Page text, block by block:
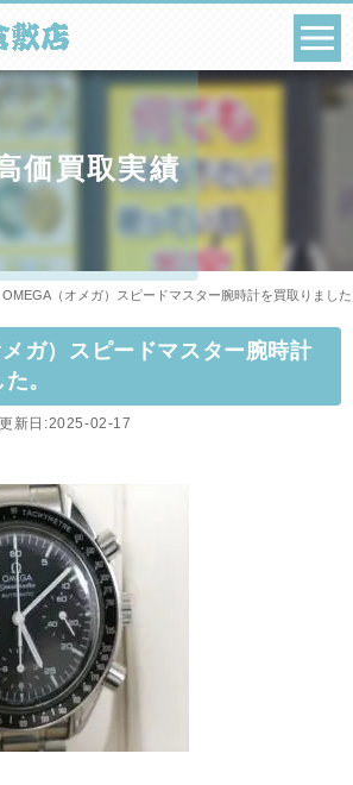
価買取実績
OMEGA（オメガ）スピードマスター腕時計を買取りまし
ガ）スピードマスター腕時計
。
新日:2025-02-17